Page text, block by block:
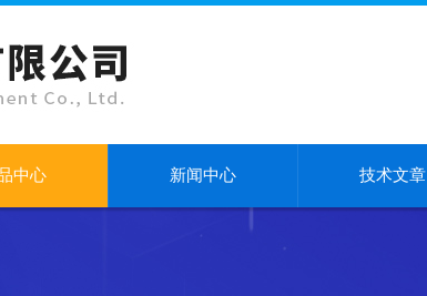
中心 新闻中心 技术文章